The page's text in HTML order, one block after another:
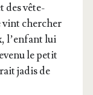
des vête­
vint cher­cher
l’en­fant lui
le petit
jadis de